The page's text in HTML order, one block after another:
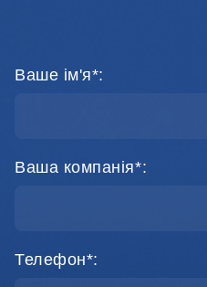
Ваше ім'я*:
Ваша компанія*:
Телефон*: